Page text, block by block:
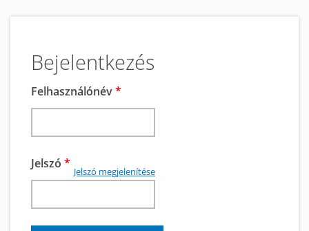
Bejelentkezés
Felhasználónév*
Jelszó *
Jelszó megjelenítése